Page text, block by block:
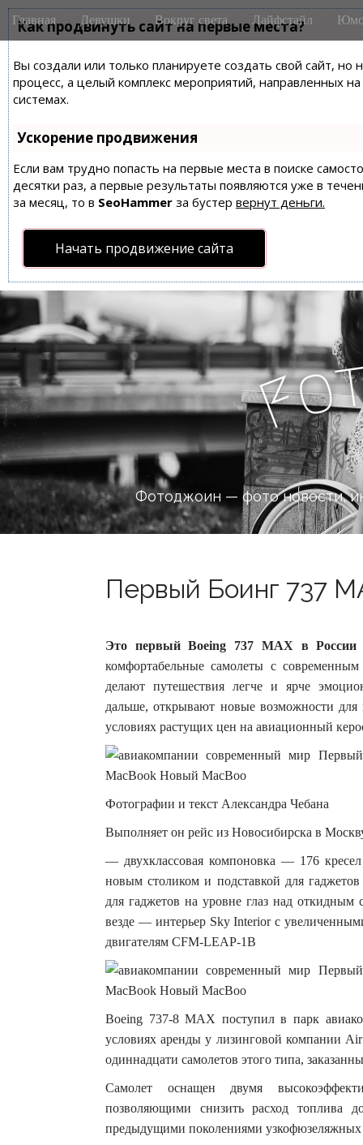
Как продвинуть сайт на первые места?
Вы создали или только планируете создать свой сайт,
процесс, а целый комплекс мероприятий, направленных
системах.
Ускорение продвижения
Если вам трудно попасть на первые места в поиске
десятки раз, а первые результаты появляются уже в
за месяц, то в SeoHammer за бустер вернут деньги.
Начать продвижение сайта
M
a
n
m
e
n
u
i
Главная Девушки Вокруг света Лайфстайл
Fo
Фотоджоин — фото новости,
Первый Боинг 737
Это первый Boeing 737 MAX в России
комфортабельные самолеты с
делают путешествия легче и ярче
дальше, открывают новые возможности
условиях растущих цен на авиационный
Фотографии и текст Александра Чебана
Выполняет он рейс из Новосибирска в
— двухклассовая компоновка — 176
новым столиком и подставкой для
для гаджетов на уровне глаз над
везде — интерьер Sky Interior c
двигателям CFM-LEAP-1B
Boeing 737-8 MAX поступил в парк
условиях аренды у лизинговой компании
одиннадцати самолетов этого типа,
Самолет оснащен двумя
позволяющими снизить расход
предыдущими поколениями